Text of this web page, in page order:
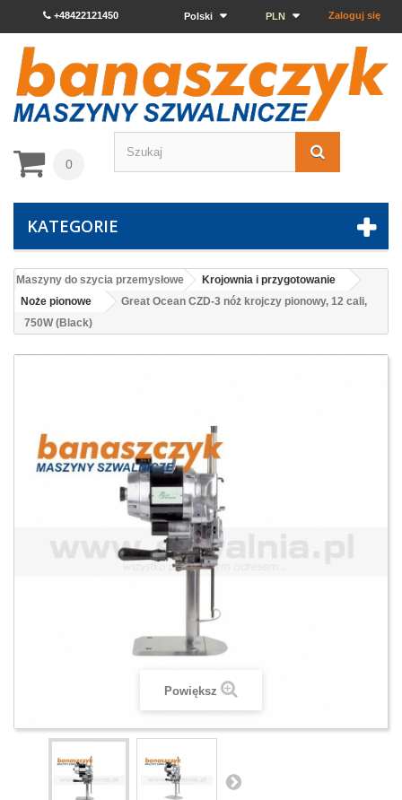
Zaloguj się
PLN
Polski
+48422121450
0
KATEGORIE
Maszyny do szycia przemysłowe
Krojownia i przygotowanie
Noże pionowe
Great Ocean CZD-3 nóż krojczy pionowy, 12 cali,
750W (Black)
Powiększ